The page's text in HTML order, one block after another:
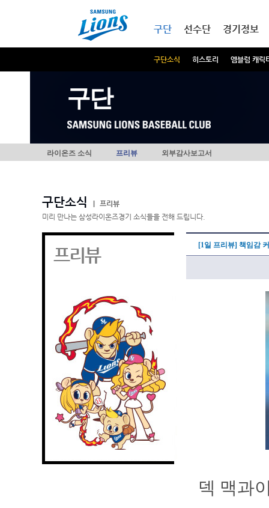
구단
구단소식 히스토리 엠블럼 캐릭
선수단 경기정보
구단
라이온즈 소식 프리뷰 외부감사보고서
구단소식
프리뷰
미리 만나는 삼성라이온즈경기 소식들을 전해 드립니다.
프리뷰 [1일 프리뷰] 책임감
덱 맥과